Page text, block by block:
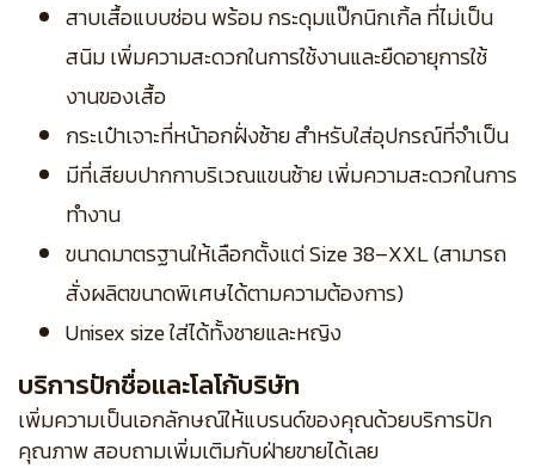
สาบเสื้อแบบซ่อน พร้อม กระดุมแป๊กนิกเกิ้ล ที่ไม่เป็น
สนิม เพิ่มความสะดวกในการใช้งานและยืดอายุการใช้
งานของเสื้อ
กระเป๋าเจาะที่หน้าอกฝั่งซ้าย สำหรับใส่อุปกรณ์ที่จำเป็น
มีที่เสียบปากกาบริเวณแขนซ้าย เพิ่มความสะดวกในการ
ทำงาน
ขนาดมาตรฐานให้เลือกตั้งแต่ Size 38–XXL (สามารถ
สั่งผลิตขนาดพิเศษได้ตามความต้องการ)
Unisex size ใส่ได้ทั้งชายและหญิง
บริการปักชื่อและโลโก้บริษัท
เพิ่มความเป็นเอกลักษณ์ให้แบรนด์ของคุณด้วยบริการปัก
คุณภาพ สอบถามเพิ่มเติมกับฝ่ายขายได้เลย